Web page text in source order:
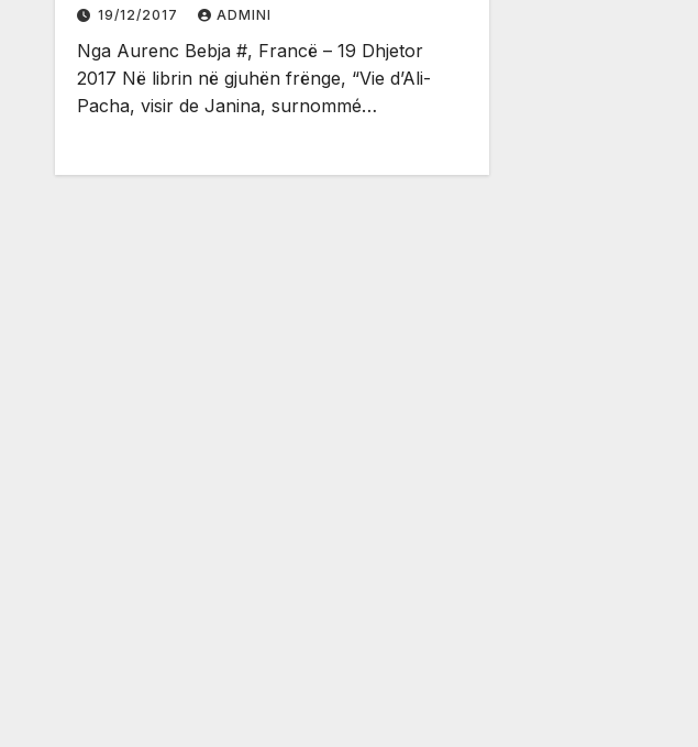
19/12/2017 ADMINI
Nga Aurenc Bebja #, Francë – 19 Dhjetor
2017 Në librin në gjuhën frënge, “Vie d’Ali-
Pacha, visir de Janina, surnommé…